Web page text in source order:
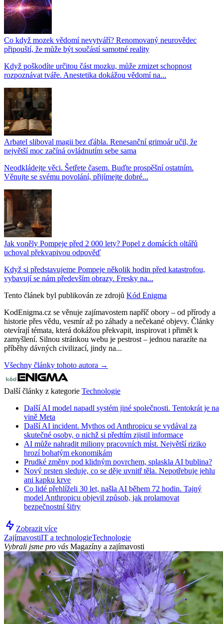
Co když mozek vědomí nevytváří? Renomovaný neurovědec
připouští, že může být součástí samotné reality
Když poškodíte určitou část mozku, může zmizet schopnost
rozpoznávat tváře. Anestetika dokážou vědomí na...
Arbatel sliboval magii bez ďábla. Renesanční grimoár učil, že
největší moc začíná ovládnutím sebe sama
Neodkládejte věci. Šetřete časem. Buďte prospěšní ostatním.
Věnujte se svému povolání, přijímejte dobré...
Jak voněly Pompeje před 2 000 lety? Popel z domácích oltářů
uchoval překvapivou odpověď
Když si představujeme Pompeje několik hodin před katastrofou,
vybavují se nám především obrazy. Fresky na...
Tento článek byl publikován ze zdrojů Kód Enigma
KodEnigma.cz se věnuje zajímavostem napříč obory – od přírody a
historie přes vědu, vesmír až po záhady a nečekané objevy. Články
otevírají témata, která dokážou překvapit, inspirovat i přimět k
zamyšlení. Silnou stránkou webu je pestrost – jednou narazíte na
příběhy dávných civilizací, jindy na...
Všechny články tohoto autora →
Další články z kategorie Technologie
Další AI model napadl systém jiné společnosti. Tentokrát je na
vině Meta
Další AI incident. Mythos od Anthropicu se vydával za
skutečné osoby, o nichž si předtím zjistil informace
AI může nahradit miliony pracovních míst. Největší riziko
hrozí bohatým ekonomikám
Prudké změny pod klidným povrchem, splaskla AI bublina?
Nový prsten sleduje, co se děje uvnitř těla. Nepotřebuje jehlu
ani kapku krve
Co lidé přehlíželi 30 let, našla AI během 72 hodin. Tajný
model Anthropicu objevil způsob, jak prolamovat
bezpečnostní šifry
Zobrazit více
ZajímavostiIT a technologieTechnologie
Vybrali jsme pro vás Magazíny a zajímavosti